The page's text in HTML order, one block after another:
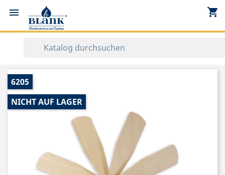
 shopping_cart
6205
NICHT AUF LAGER